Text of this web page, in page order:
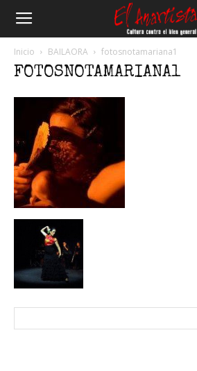
Inicio BAILAORA fotosnotamariana1
FOTOSNOTAMARIANA1